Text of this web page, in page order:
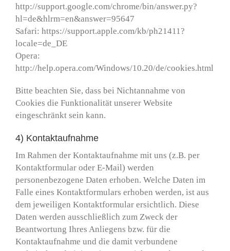
http://support.google.com/chrome/bin/answer.py?
hl=de&hlrm=en&answer=95647
Safari: https://support.apple.com/kb/ph21411?
locale=de_DE
Opera:
http://help.opera.com/Windows/10.20/de/cookies.html
Bitte beachten Sie, dass bei Nichtannahme von
Cookies die Funktionalität unserer Website
eingeschränkt sein kann.
4) Kontaktaufnahme
Im Rahmen der Kontaktaufnahme mit uns (z.B. per
Kontaktformular oder E-Mail) werden
personenbezogene Daten erhoben. Welche Daten im
Falle eines Kontaktformulars erhoben werden, ist aus
dem jeweiligen Kontaktformular ersichtlich. Diese
Daten werden ausschließlich zum Zweck der
Beantwortung Ihres Anliegens bzw. für die
Kontaktaufnahme und die damit verbundene